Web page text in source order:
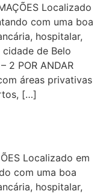
Localizado
com uma boa
hospitalar,
de Belo
2 POR ANDAR
áreas privativas
[…]
Localizado em
com uma boa
hospitalar,